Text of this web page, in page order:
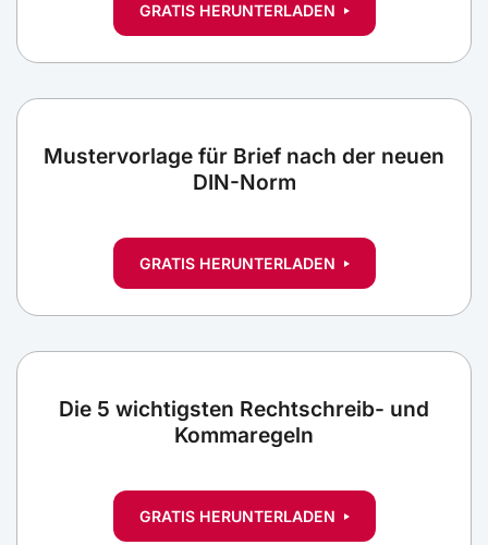
GRATIS HERUNTERLADEN
Mustervorlage für Brief nach der neuen
DIN-Norm
GRATIS HERUNTERLADEN
Die 5 wichtigsten Rechtschreib- und
Kommaregeln
GRATIS HERUNTERLADEN